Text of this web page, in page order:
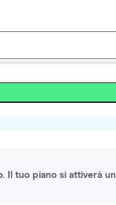
Il tuo piano si attiverà